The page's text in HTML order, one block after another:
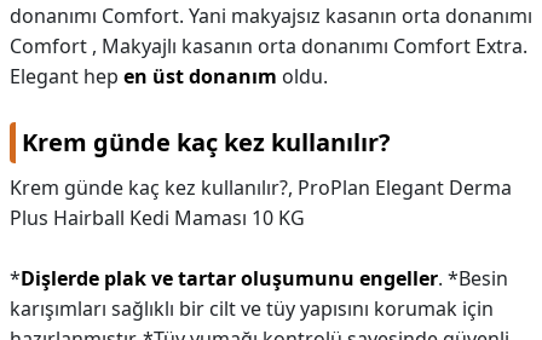
donanımı Comfort. Yani makyajsız kasanın orta donanımı
Comfort , Makyajlı kasanın orta donanımı Comfort Extra.
Elegant hep en üst donanım oldu.
Krem günde kaç kez kullanılır?
Krem günde kaç kez kullanılır?, ProPlan Elegant Derma
Plus Hairball Kedi Maması 10 KG
*Dişlerde plak ve tartar oluşumunu engeller. *Besin
karışımları sağlıklı bir cilt ve tüy yapısını korumak için